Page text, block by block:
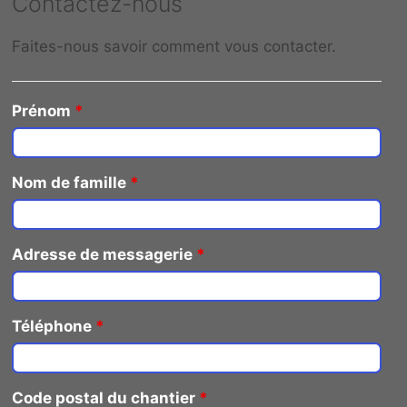
Faites-nous savoir comment vous contacter.
Prénom *
Nom de famille *
Adresse de messagerie *
Téléphone *
Code postal du chantier *